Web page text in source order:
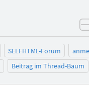
SELFHTML-Forum
Beitrag im Thread-Baum